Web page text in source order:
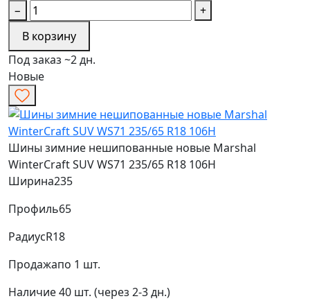
−
+
В корзину
Под заказ ~2 дн.
Новые
Шины зимние нешипованные новые Marshal
WinterCraft SUV WS71 235/65 R18 106H
Ширина235
Профиль65
РадиусR18
Продажапо 1 шт.
Наличие40 шт. (через 2-3 дн.)